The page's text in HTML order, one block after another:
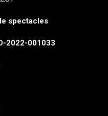
spectacles
2022-001033